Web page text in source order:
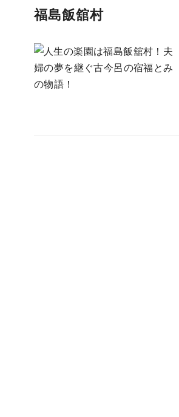
福島飯舘村